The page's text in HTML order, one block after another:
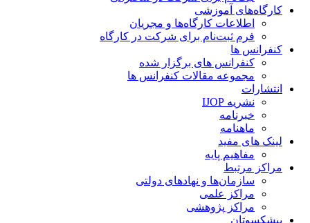
کارگاه‌های آموزشی
اطلاعات کارگاه‌ها و مجریان
فرم ثبت‌نام برای شرکت در کارگاه
کنفرانس ها
کنفرانس های برگزار شده
مجموعه مقالات کنفرانس ها
انتشارات
نشریه IJOP
خبرنامه
ماهنامه
لینک های مفید
مفاهیم پایه
مراکز مرتبط
سازمان‌ها و نهادهای دولتی
مراکز علمی
مراکز پژوهشی
پیشکسوتان